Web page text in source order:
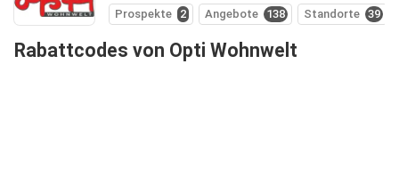
Prospekte 2 Angebote 138 Standorte 39
Rabattcodes von Opti Wohnwelt